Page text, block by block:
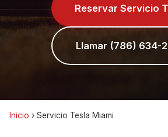
Reservar Servicio
Llamar (786) 634-
Inicio › Servicio Tesla Miami